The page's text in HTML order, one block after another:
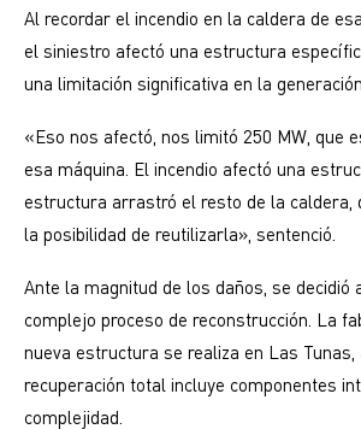
Al recordar el incendio en la caldera de
el siniestro afectó una estructura
una limitación significativa en la generación.
«Eso nos afectó, nos limitó 250 MW, que
esa máquina. El incendio afectó una
estructura arrastró el resto de la caldera,
la posibilidad de reutilizarla», sentenció.
Ante la magnitud de los daños, se decidió
complejo proceso de reconstrucción. La
nueva estructura se realiza en Las Tunas,
recuperación total incluye componentes
complejidad.